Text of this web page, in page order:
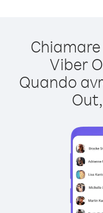
Viber
Quando